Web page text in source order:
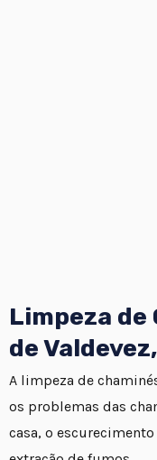
Limpeza de
de
A limpeza de
os problemas das
casa, o